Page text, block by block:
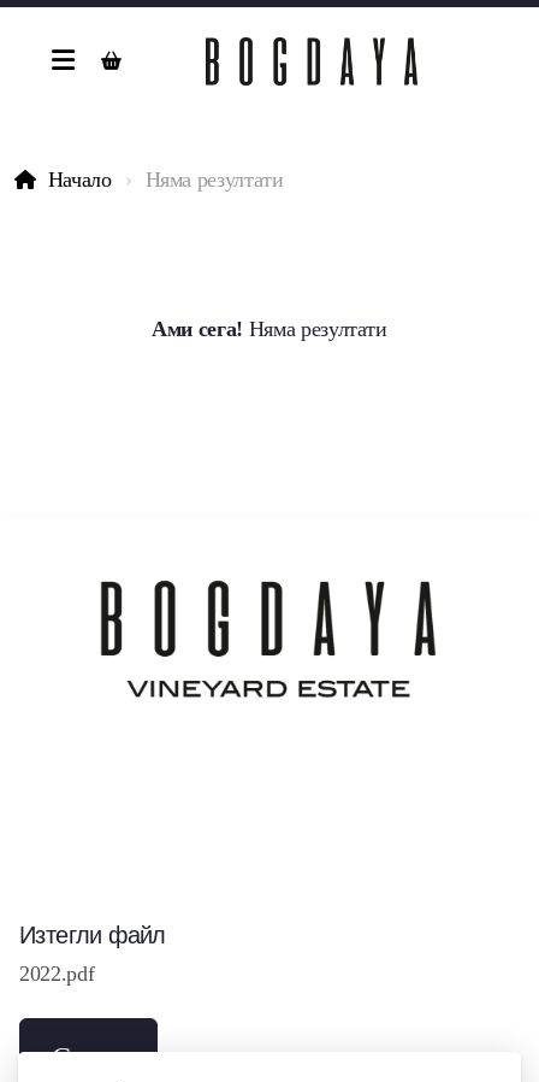
Начало Няма резултати
Ами сега! Няма резултати
Изтегли файл
2022.pdf
Свали